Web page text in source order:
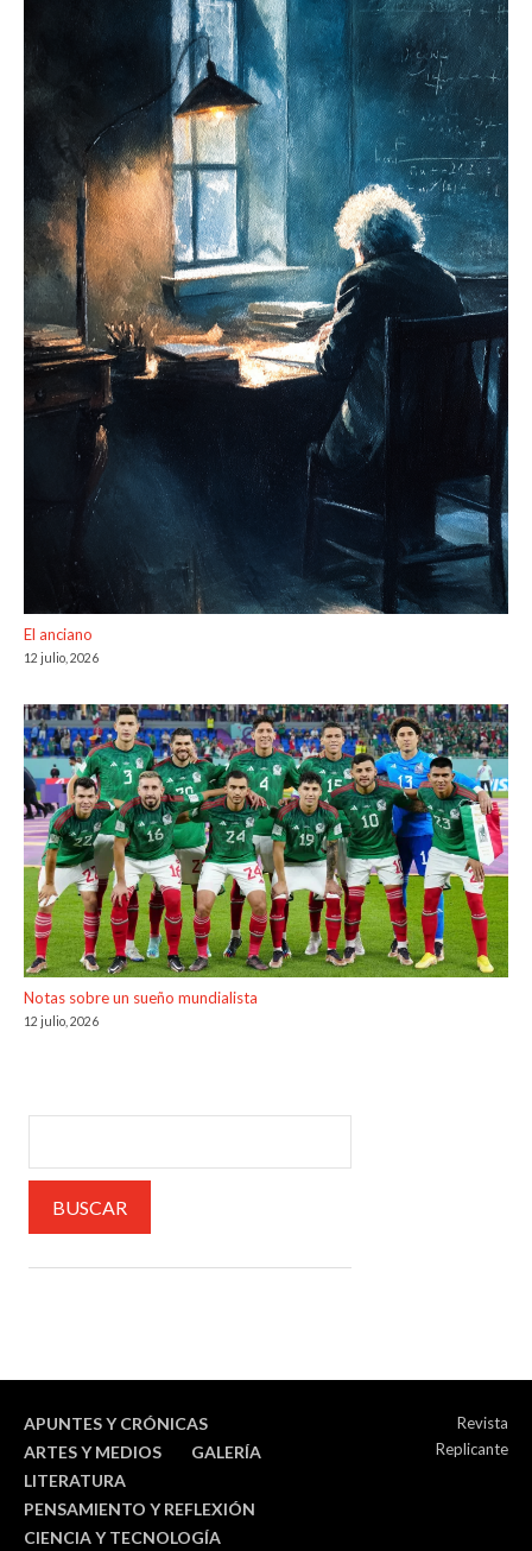
El anciano
12 julio, 2026
Notas sobre un sueño mundialista
12 julio, 2026
APUNTES Y CRÓNICAS
ARTES Y MEDIOS
GALERÍA
LITERATURA
PENSAMIENTO Y REFLEXIÓN
CIENCIA Y TECNOLOGÍA
Revista
Replicante